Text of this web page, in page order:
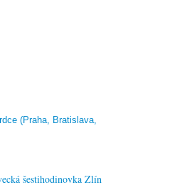
(Praha, Bratislava,